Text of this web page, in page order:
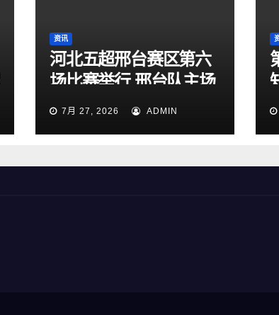
资讯
河北五超邢台赛区第六
场比赛举行 邢台队主场
15:1大胜雄安新区队
7月 27, 2026 ADMIN